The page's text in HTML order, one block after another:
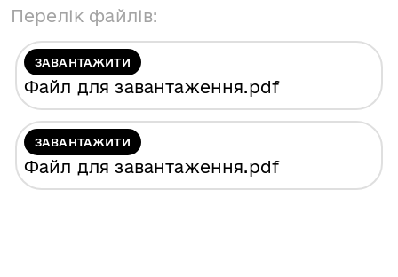
Перелік файлів:
ЗАВАНТАЖИТИ
Файл для завантаження.pdf
ЗАВАНТАЖИТИ
Файл для завантаження.pdf